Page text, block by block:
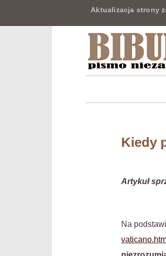
Aktualizacja strony
Kiedy
Artykuł
Na